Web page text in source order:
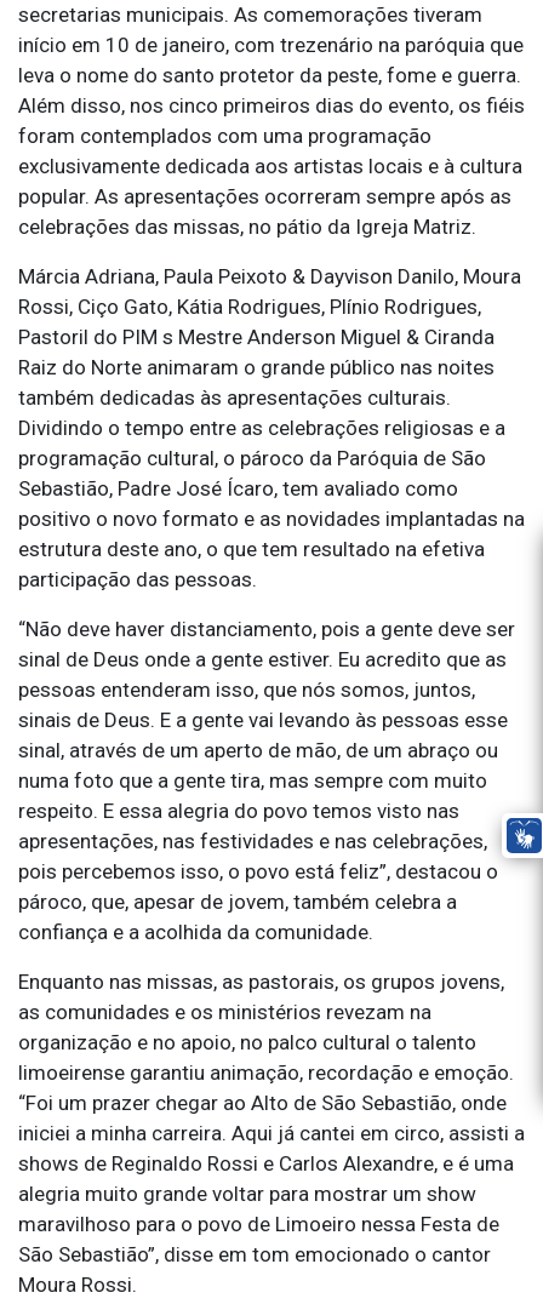
secretarias municipais. As comemorações tiveram
início em 10 de janeiro, com trezenário na paróquia que
leva o nome do santo protetor da peste, fome e guerra.
Além disso, nos cinco primeiros dias do evento, os fiéis
foram contemplados com uma programação
exclusivamente dedicada aos artistas locais e à cultura
popular. As apresentações ocorreram sempre após as
celebrações das missas, no pátio da Igreja Matriz.
Márcia Adriana, Paula Peixoto & Dayvison Danilo, Moura
Rossi, Ciço Gato, Kátia Rodrigues, Plínio Rodrigues,
Pastoril do PIM s Mestre Anderson Miguel & Ciranda
Raiz do Norte animaram o grande público nas noites
também dedicadas às apresentações culturais.
Dividindo o tempo entre as celebrações religiosas e a
programação cultural, o pároco da Paróquia de São
Sebastião, Padre José Ícaro, tem avaliado como
positivo o novo formato e as novidades implantadas na
estrutura deste ano, o que tem resultado na efetiva
participação das pessoas.
“Não deve haver distanciamento, pois a gente deve ser
sinal de Deus onde a gente estiver. Eu acredito que as
pessoas entenderam isso, que nós somos, juntos,
sinais de Deus. E a gente vai levando às pessoas esse
sinal, através de um aperto de mão, de um abraço ou
numa foto que a gente tira, mas sempre com muito
respeito. E essa alegria do povo temos visto nas
apresentações, nas festividades e nas celebrações,
pois percebemos isso, o povo está feliz”, destacou o
pároco, que, apesar de jovem, também celebra a
confiança e a acolhida da comunidade.
Enquanto nas missas, as pastorais, os grupos jovens,
as comunidades e os ministérios revezam na
organização e no apoio, no palco cultural o talento
limoeirense garantiu animação, recordação e emoção.
“Foi um prazer chegar ao Alto de São Sebastião, onde
iniciei a minha carreira. Aqui já cantei em circo, assisti a
shows de Reginaldo Rossi e Carlos Alexandre, e é uma
alegria muito grande voltar para mostrar um show
maravilhoso para o povo de Limoeiro nessa Festa de
São Sebastião”, disse em tom emocionado o cantor
Moura Rossi.